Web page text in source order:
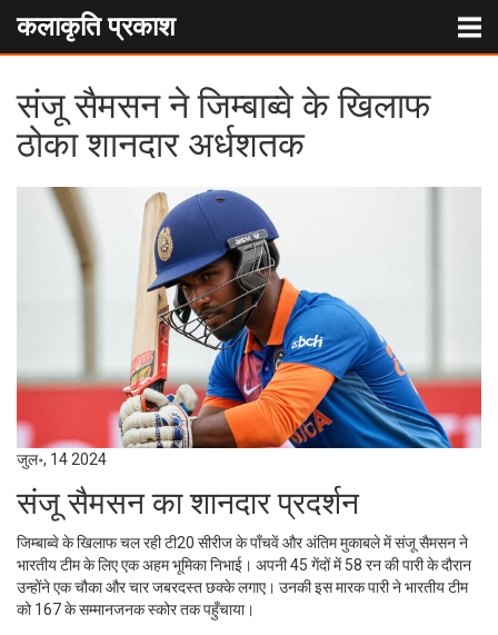
कलाकृति प्रकाश
संजू सैमसन ने जिम्बाब्वे के खिलाफ
ठोका शानदार अर्धशतक
जुल॰, 14 2024
संजू सैमसन का शानदार प्रदर्शन
जिम्बाब्वे के खिलाफ चल रही टी20 सीरीज के पाँचवें और अंतिम मुकाबले में संजू सैमसन ने
भारतीय टीम के लिए एक अहम भूमिका निभाई। अपनी 45 गेंदों में 58 रन की पारी के दौरान
उन्होंने एक चौका और चार जबरदस्त छक्के लगाए। उनकी इस मारक पारी ने भारतीय टीम
को 167 के सम्मानजनक स्कोर तक पहुँचाया।